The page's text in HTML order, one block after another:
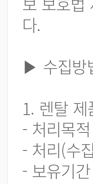
다.
▶ 수집방
1. 렌탈 제
- 처리목
- 처리(수
- 보유기